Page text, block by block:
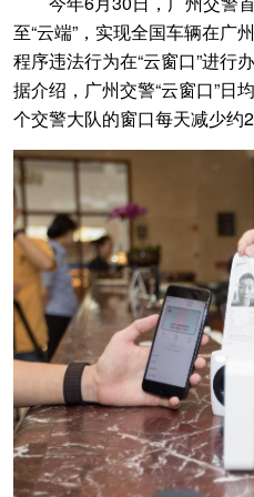
至“云端”，实现全国车辆在广
程序违法行为在“云窗口”进行
据介绍，广州交警“云窗口”日
个交警大队的窗口每天减少约